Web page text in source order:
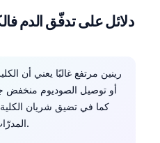
دلائل على تدفّق الدم
رينين مرتفع غالبًا يعني أن
أو توصيل الصوديوم منخفض
كما في تضيق شريان
المدرّات أو انخفاض الحجم المتداول.